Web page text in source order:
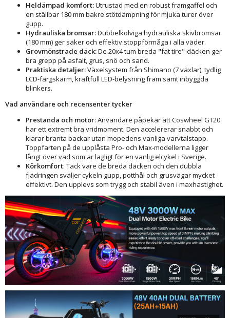
Heldämpad komfort:Utrustad med en robust framgaffel och
en ställbar 180 mm bakre stötdämpning för mjuka turer över
gupp.
Hydrauliska bromsar:Dubbelkolviga hydrauliska skivbromsar
(180 mm) ger säker och effektiv stoppförmåga i alla väder.
Grovmönstrade däck:De 20x4 tum breda "fat tire"-däcken ger
bra grepp på asfalt, grus, snö och sand.
Praktiska detaljer:Växelsystem från Shimano (7 växlar), tydlig
LCD-färgskärm, kraftfull LED-belysning fram samt inbyggda
blinkers.
Vad användare och recensenter tycker
Prestanda och motor: Användare påpekar att Coswheel GT20
har ett extremt bra vridmoment. Den accelererar snabbt och
klarar branta backar utan mopedens vanliga varvtalstapp.
Toppfarten på de upplåsta Pro- och Max-modellerna ligger
långt över vad som är lagligt för en vanlig elcykel i Sverige.
Körkomfort: Tack vare de breda däcken och den dubbla
fjädringen sväljer cykeln gupp, potthål och grusvägar mycket
effektivt. Den upplevs som trygg och stabil även i maxhastighet.